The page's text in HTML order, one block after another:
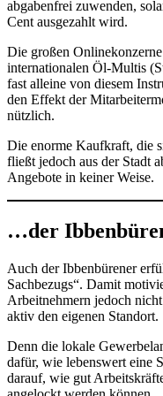
abgabenfrei zuwenden,
Cent ausgezahlt wird.
Die großen
internationalen Öl-Multis
fast alleine von diesem
den Effekt der
nützlich.
Die enorme Kaufkraft, die
fließt jedoch aus der Stadt
Angebote in keiner Weise.
…der
Auch der Ibbenbürener
Sachbezugs“. Damit
Arbeitnehmern jedoch
aktiv den eigenen Standort.
Denn die lokale
dafür, wie lebenswert eine
darauf, wie gut